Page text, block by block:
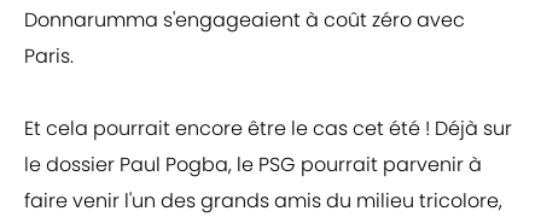
Donnarumma s'engageaient à coût zéro avec
Paris.
Et cela pourrait encore être le cas cet été ! Déjà sur
le dossier Paul Pogba, le PSG pourrait parvenir à
faire venir l'un des grands amis du milieu tricolore,